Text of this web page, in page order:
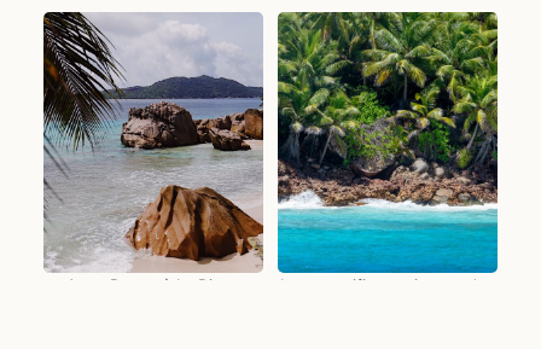
Anse Patate à La Digue
Les magnifiques rivages des